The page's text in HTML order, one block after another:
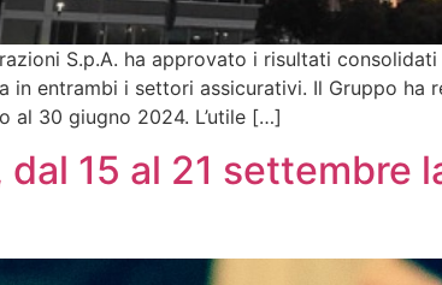
S.p.A. ha approvato i risultati
in entrambi i settori assicurativi. Il Gruppo
al 30 giugno 2024. L’utile […]
15 al 21 settembre